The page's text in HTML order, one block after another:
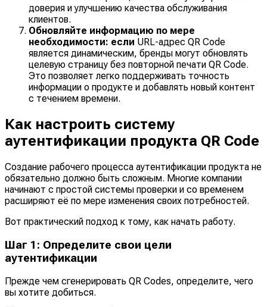
доверия и улучшению качества обслуживания
клиентов.
Обновляйте информацию по мере
необходимости: если URL-адрес QR Code
является динамическим, бренды могут обновлять
целевую страницу без повторной печати QR Code.
Это позволяет легко поддерживать точность
информации о продукте и добавлять новый контент
с течением времени.
Как настроить систему
аутентификации продукта QR Code
Создание рабочего процесса аутентификации продукта не
обязательно должно быть сложным. Многие компании
начинают с простой системы проверки и со временем
расширяют её по мере изменения своих потребностей.
Вот практический подход к тому, как начать работу.
Шаг 1: Определите свои цели
аутентификации
Прежде чем сгенерировать QR Codes, определите, чего
вы хотите добиться.